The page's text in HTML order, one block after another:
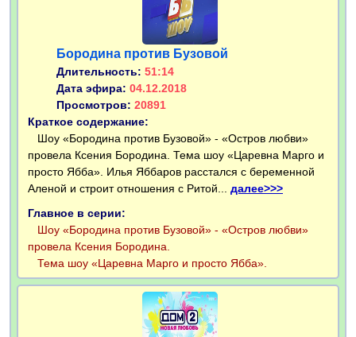
Бородина против Бузовой
Длительность: 51:14
Дата эфира: 04.12.2018
Просмотров: 20891
Краткое содержание:
Шоу «Бородина против Бузовой» - «Остров любви»
провела Ксения Бородина. Тема шоу «Царевна Марго и
просто Ябба». Илья Яббаров расстался с беременной
Аленой и строит отношения с Ритой... далее>>>
Главное в серии:
Шоу «Бородина против Бузовой» - «Остров любви»
провела Ксения Бородина.
Тема шоу «Царевна Марго и просто Ябба».